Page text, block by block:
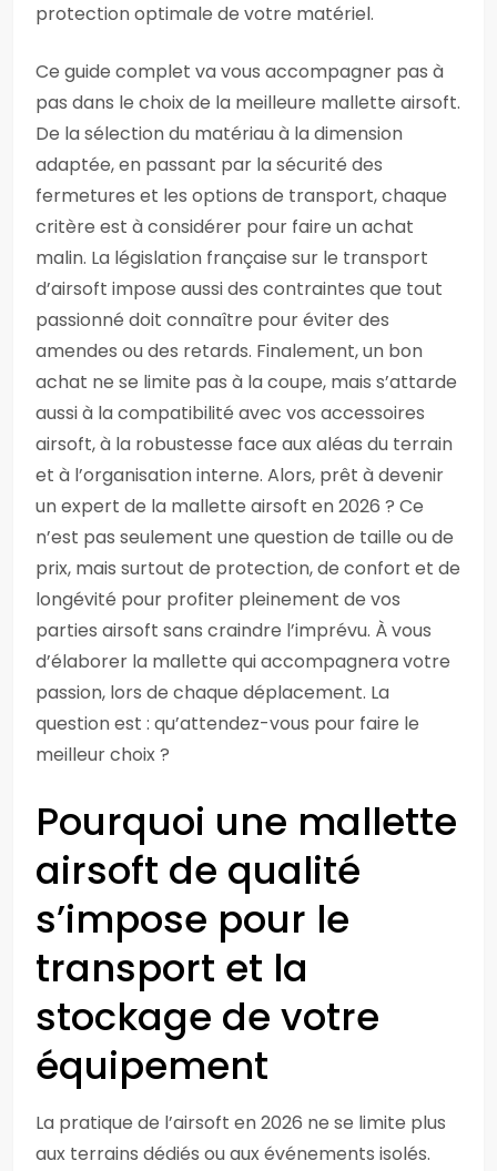
protection optimale de votre matériel.
Ce guide complet va vous accompagner pas à
pas dans le choix de la meilleure mallette airsoft.
De la sélection du matériau à la dimension
adaptée, en passant par la sécurité des
fermetures et les options de transport, chaque
critère est à considérer pour faire un achat
malin. La législation française sur le transport
d’airsoft impose aussi des contraintes que tout
passionné doit connaître pour éviter des
amendes ou des retards. Finalement, un bon
achat ne se limite pas à la coupe, mais s’attarde
aussi à la compatibilité avec vos accessoires
airsoft, à la robustesse face aux aléas du terrain
et à l’organisation interne. Alors, prêt à devenir
un expert de la mallette airsoft en 2026 ? Ce
n’est pas seulement une question de taille ou de
prix, mais surtout de protection, de confort et de
longévité pour profiter pleinement de vos
parties airsoft sans craindre l’imprévu. À vous
d’élaborer la mallette qui accompagnera votre
passion, lors de chaque déplacement. La
question est : qu’attendez-vous pour faire le
meilleur choix ?
Pourquoi une mallette
airsoft de qualité
s’impose pour le
transport et la
stockage de votre
équipement
La pratique de l’airsoft en 2026 ne se limite plus
aux terrains dédiés ou aux événements isolés.